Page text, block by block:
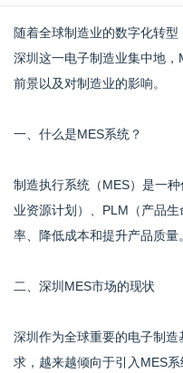
随着全球制造业的数字化转
深圳这一电子制造业集中地
前景以及对制造业的影响。
一、什么是MES系统？
制造执行系统（MES）是一
业资源计划）、PLM（产品
率、降低成本和提升产品质量。
二、深圳MES市场的现状
深圳作为全球重要的电子制
求，越来越倾向于引入MES